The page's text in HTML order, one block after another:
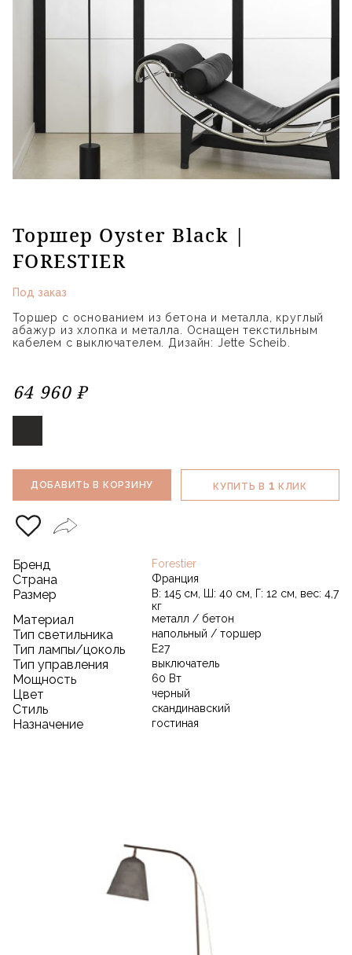
Торшер Oyster Black |
FORESTIER
Под заказ
Торшер с основанием из бетона и металла, круглый
абажур из хлопка и металла. Оснащен текстильным
кабелем с выключателем. Дизайн: Jette Scheib.
64 960 ₽
ДОБАВИТЬ В КОРЗИНУ КУПИТЬ В 1 КЛИК
Бренд Forestier
Страна Франция
Размер
В: 145 см, Ш: 40 см, Г: 12 см, вес: 4,7
кг
Материал металл / бетон
Тип светильника напольный / торшер
Тип лампы/цоколь E27
Тип управления выключатель
Мощность 60 Вт
Цвет черный
Стиль скандинавский
Назначение гостиная